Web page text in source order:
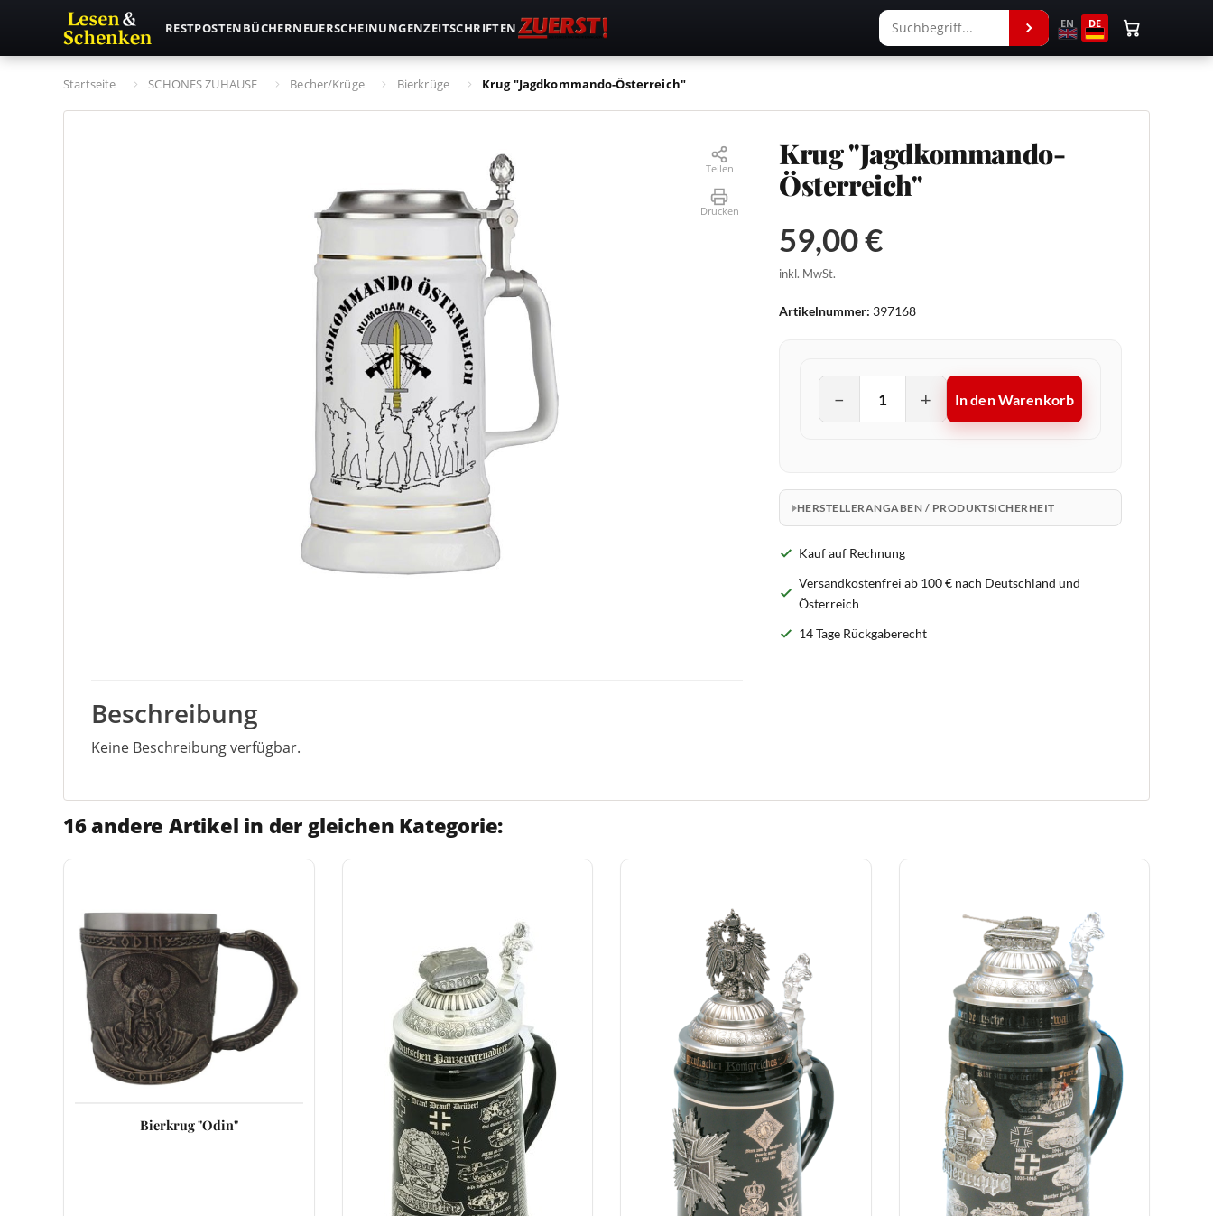
RESTPOSTENBÜCHERNEUERSCHEINUNGENZEITSCHRIFTEN EN DE
Startseite SCHÖNES ZUHAUSE Becher/Krüge Bierkrüge Krug "Jagdkommando-Österreich"
Teilen
Drucken
Krug "Jagdkommando-
Österreich"
59,00 €
inkl. MwSt.
Artikelnummer: 397168
− + In den Warenkorb
HERSTELLERANGABEN / PRODUKTSICHERHEIT
Kauf auf Rechnung
Versandkostenfrei ab 100 € nach Deutschland und
Österreich
14 Tage Rückgaberecht
Beschreibung
Keine Beschreibung verfügbar.
16 andere Artikel in der gleichen Kategorie:
Bierkrug "Odin"